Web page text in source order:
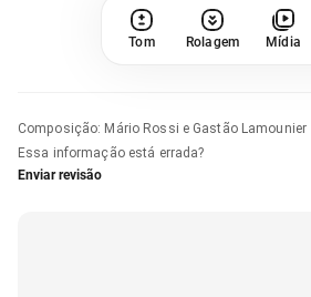
Tom Rolagem Mídia
Composição: Mário Rossi e Gastão Lamounier
Essa informação está errada?
Enviar revisão